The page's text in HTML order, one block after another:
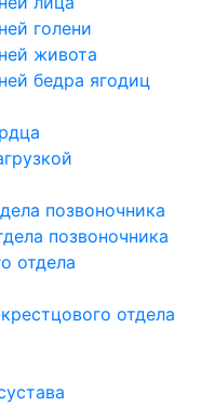
голени
живота
бедра ягодиц
позвоночника
позвоночника
отдела
отдела